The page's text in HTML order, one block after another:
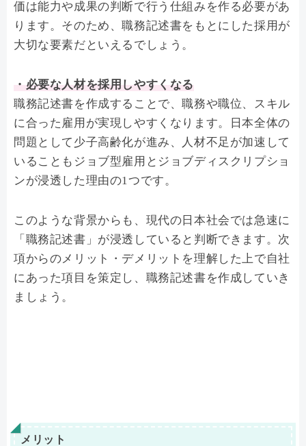
価は能力や成果の判断で行う仕組みを作る必要があ
ります。そのため、職務記述書をもとにした採用が
大切な要素だといえるでしょう。
・必要な人材を採用しやすくなる
職務記述書を作成することで、職務や職位、スキル
に合った雇用が実現しやすくなります。日本全体の
問題として少子高齢化が進み、人材不足が加速して
いることもジョブ型雇用とジョブディスクリプショ
ンが浸透した理由の1つです。
このような背景からも、現代の日本社会では急速に
「職務記述書」が浸透していると判断できます。次
項からのメリット・デメリットを理解した上で自社
にあった項目を策定し、職務記述書を作成していき
ましょう。
メリット